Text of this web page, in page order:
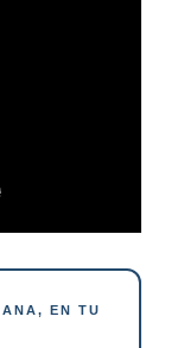
EN TU